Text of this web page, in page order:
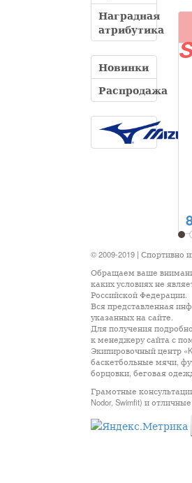
Наградная
атрибутика
Новинки
Распродажа
1
© 2009-2019 |
Обращаем ваше
каких условиях не
Российской Федерации.
Вся представленная
указанных на сайте.
Для получения
к менеджеру сайта с
Экипировочный центр
баскетбольные мячи,
борцовки, беговая
Грамотные
Nodor, Swimfit) и